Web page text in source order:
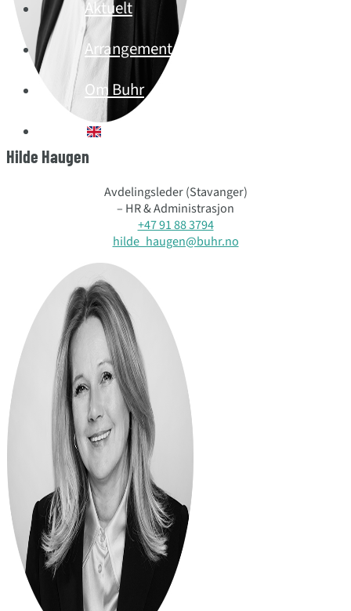
Aktuelt
Arrangement
Om Buhr
Hilde Haugen
Avdelingsleder (Stavanger)
– HR & Administrasjon
+47 91 88 3794
hilde_haugen@buhr.no